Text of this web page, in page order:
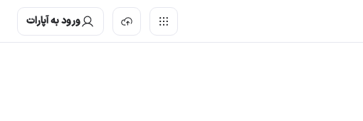
ورود به آپارات